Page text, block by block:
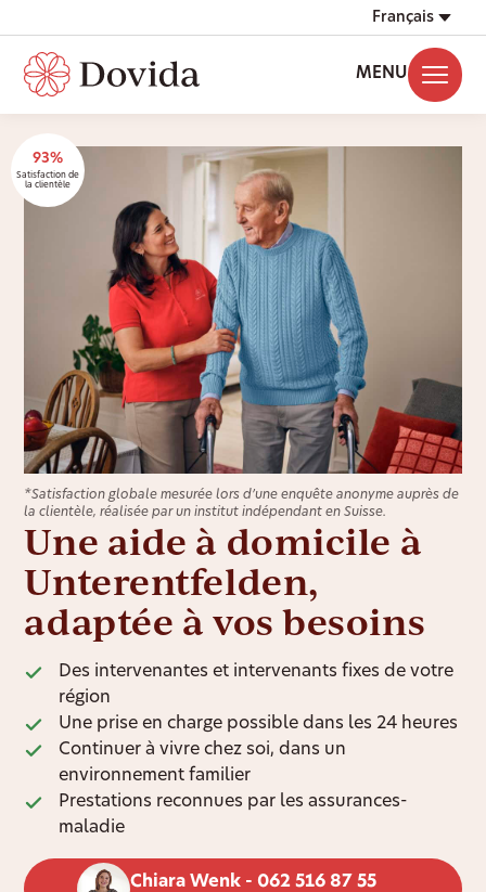
Français
MENU
93%
Satisfaction de
la clientèle
*Satisfaction globale mesurée lors d’une enquête anonyme auprès de
la clientèle, réalisée par un institut indépendant en Suisse.
Une aide à domicile à
Unterentfelden,
adaptée à vos besoins
Des intervenantes et intervenants fixes de votre
région
Une prise en charge possible dans les 24 heures
Continuer à vivre chez soi, dans un
environnement familier
Prestations reconnues par les assurances-
maladie
Chiara Wenk - 062 516 87 55